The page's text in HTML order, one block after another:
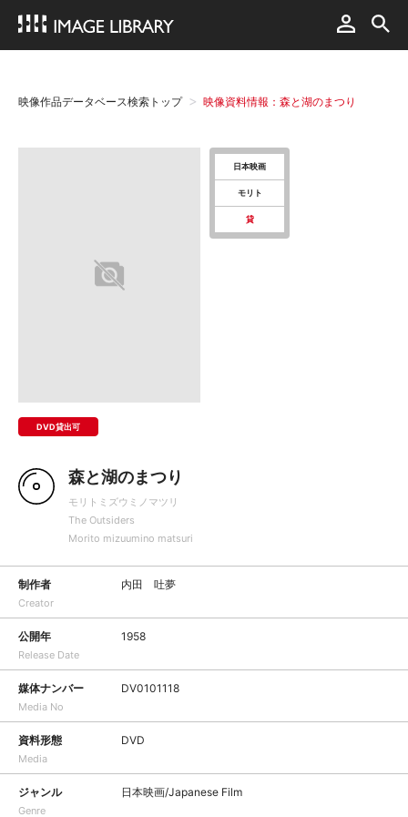
映像作品データベース検索トップ 映像資料情報：森と湖のまつり
DVD貸出可
日本映画
モリト
貸
森と湖のまつり
モリトミズウミノマツリ
The Outsiders
Morito mizuumino matsuri
制作者
Creator
内田 吐夢
公開年
Release Date
1958
媒体ナンバー
Media No
DV0101118
資料形態
Media
DVD
ジャンル
Genre
日本映画/Japanese Film